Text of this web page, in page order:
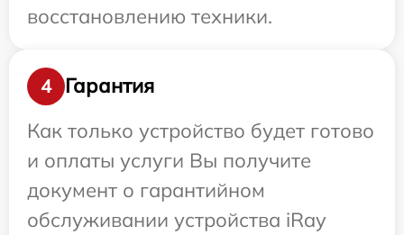
восстановлению техники.
4
Гарантия
Как только устройство будет готово
и оплаты услуги Вы получите
документ о гарантийном
обслуживании устройства iRay